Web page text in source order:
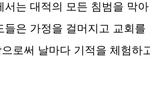
서는 대적의 모든 침범을 막
들은 가정을 걸머지고 교회를
로써 날마다 기적을 체험하